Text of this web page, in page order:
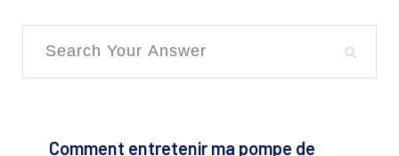
Comment entretenir ma pompe de